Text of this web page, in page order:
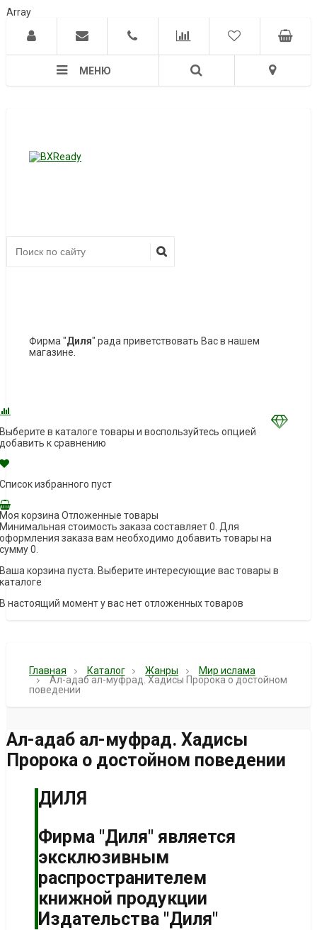
Array
МЕНЮ
Фирма "Диля" рада приветствовать Вас в нашем
магазине.
Выберите в каталоге товары и воспользуйтесь опцией
добавить к сравнению
Список избранного пуст
Моя корзина Отложенные товары
Минимальная стоимость заказа составляет 0. Для
оформления заказа вам необходимо добавить товары на
сумму 0.
Ваша корзина пуста. Выберите интересующие вас товары в
каталоге
В настоящий момент у вас нет отложенных товаров
Главная Каталог Жанры
Мир ислама
Ал-адаб ал-муфрад. Хадисы Пророка о достойном
поведении
Ал-адаб ал-муфрад. Хадисы
Пророка о достойном поведении
ДИЛЯ
Фирма "Диля" является
эксклюзивным
распространителем
книжной продукции
Издательства "Диля"